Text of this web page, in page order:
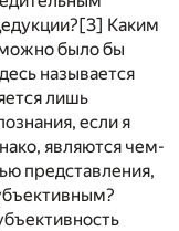
[3] Каким
было бы
называется
лишь
если я
являются чем-
представления,